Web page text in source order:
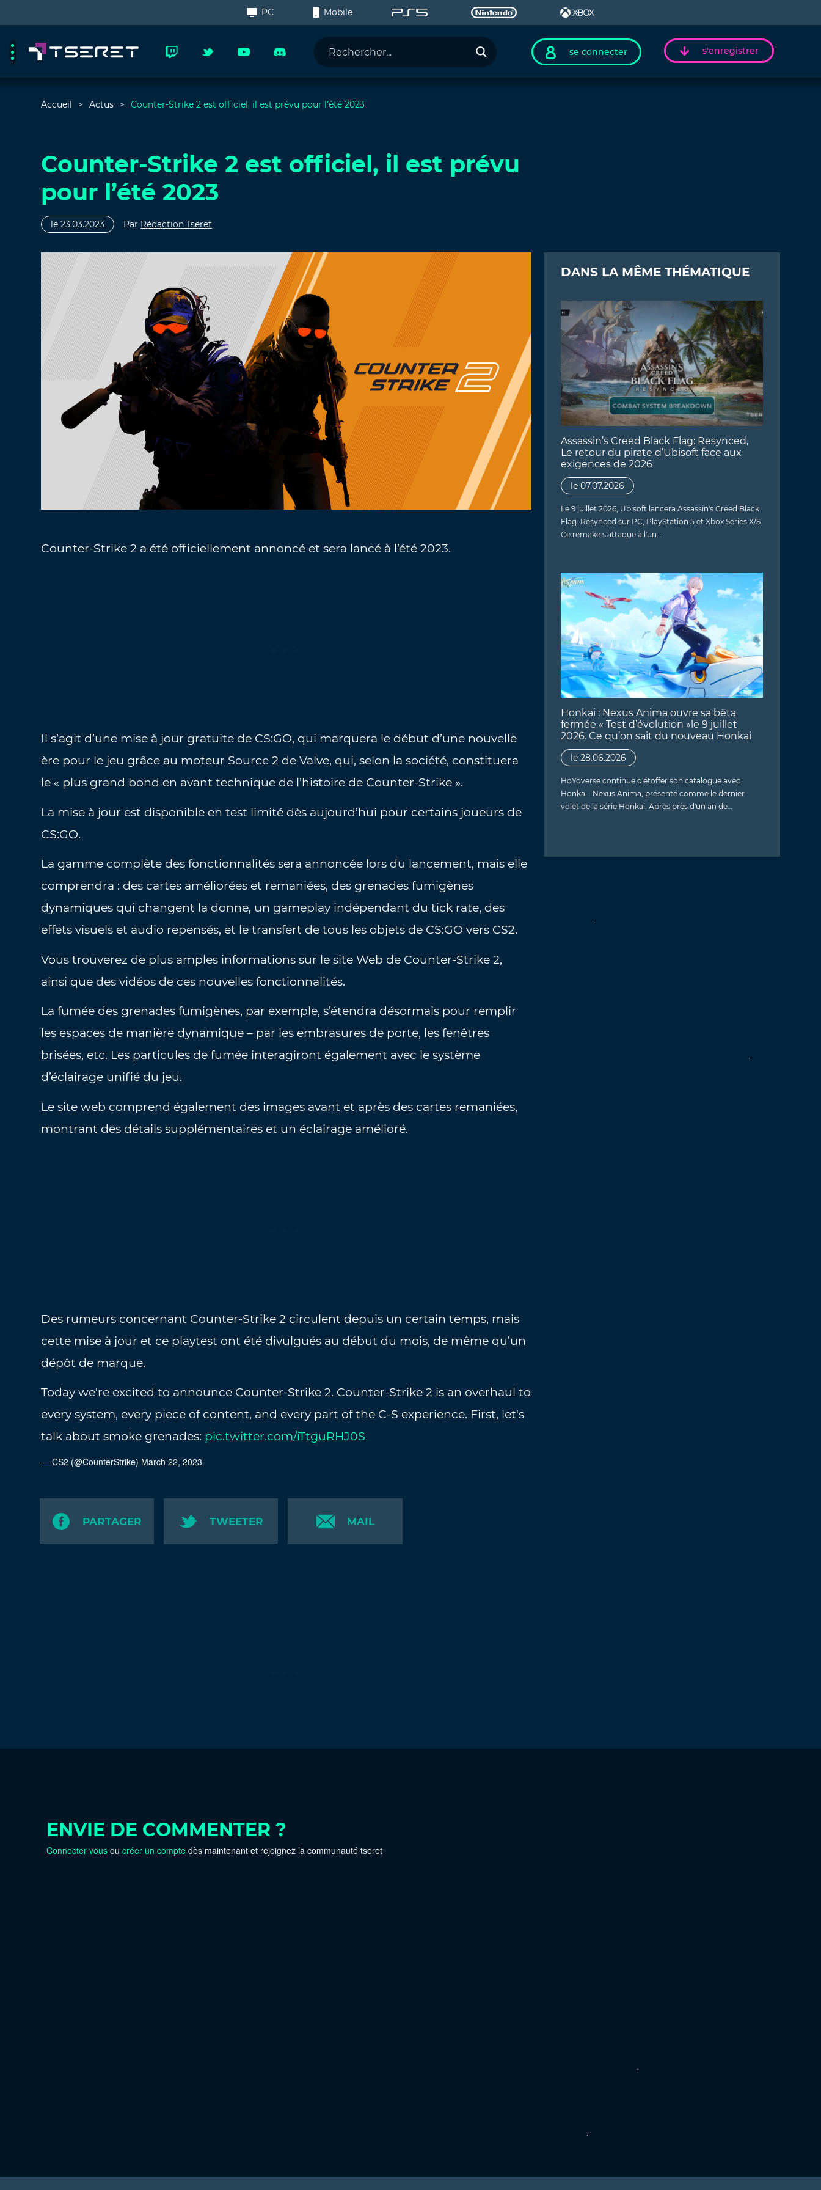
PC Mobile
se connecter s'enregistrer
Accueil Actus Counter-Strike 2 est officiel, il est prévu pour l’été 2023
Counter-Strike 2 est officiel, il est prévu
pour l’été 2023
le 23.03.2023 Par Rédaction Tseret
Counter-Strike 2 a été officiellement annoncé et sera lancé à l’été 2023.
Il s’agit d’une mise à jour gratuite de CS:GO, qui marquera le début d’une nouvelle
ère pour le jeu grâce au moteur Source 2 de Valve, qui, selon la société, constituera
le « plus grand bond en avant technique de l’histoire de Counter-Strike ».
La mise à jour est disponible en test limité dès aujourd’hui pour certains joueurs de
CS:GO.
La gamme complète des fonctionnalités sera annoncée lors du lancement, mais elle
comprendra : des cartes améliorées et remaniées, des grenades fumigènes
dynamiques qui changent la donne, un gameplay indépendant du tick rate, des
effets visuels et audio repensés, et le transfert de tous les objets de CS:GO vers CS2.
Vous trouverez de plus amples informations sur le site Web de Counter-Strike 2,
ainsi que des vidéos de ces nouvelles fonctionnalités.
La fumée des grenades fumigènes, par exemple, s’étendra désormais pour remplir
les espaces de manière dynamique – par les embrasures de porte, les fenêtres
brisées, etc. Les particules de fumée interagiront également avec le système
d’éclairage unifié du jeu.
Le site web comprend également des images avant et après des cartes remaniées,
montrant des détails supplémentaires et un éclairage amélioré.
Des rumeurs concernant Counter-Strike 2 circulent depuis un certain temps, mais
cette mise à jour et ce playtest ont été divulgués au début du mois, de même qu’un
dépôt de marque.
Today we're excited to announce Counter-Strike 2. Counter-Strike 2 is an overhaul to
every system, every piece of content, and every part of the C-S experience. First, let's
talk about smoke grenades: pic.twitter.com/iTtguRHJ0S
— CS2 (@CounterStrike) March 22, 2023
PARTAGER TWEETER MAIL
DANS LA MÊME THÉMATIQUE
Assassin’s Creed Black Flag: Resynced,
Le retour du pirate d’Ubisoft face aux
exigences de 2026
le 07.07.2026
Le 9 juillet 2026, Ubisoft lancera Assassin's Creed Black
Flag: Resynced sur PC, PlayStation 5 et Xbox Series X/S.
Ce remake s'attaque à l'un…
Honkai : Nexus Anima ouvre sa bêta
fermée « Test d’évolution »le 9 juillet
2026. Ce qu’on sait du nouveau Honkai
le 28.06.2026
HoYoverse continue d'étoffer son catalogue avec
Honkai : Nexus Anima, présenté comme le dernier
volet de la série Honkai. Après près d'un an de…
ENVIE DE COMMENTER ?
Connecter vous oucréer un compte dès maintenant et rejoignez la communauté tseret